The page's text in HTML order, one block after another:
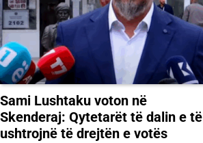
Sami Lushtaku voton në
Skenderaj: Qytetarët të dalin e të
ushtrojnë të drejtën e votës